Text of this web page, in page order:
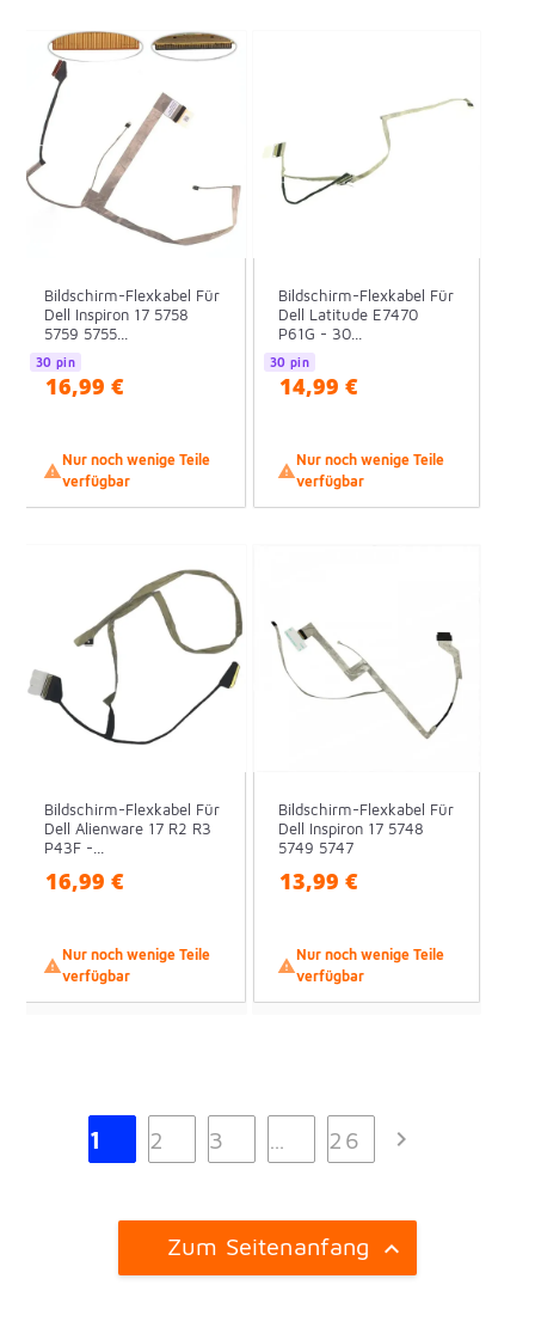
Bildschirm-Flexkabel Für
Dell Inspiron 17 5758
5759 5755...
30 pin
16,99 €

Nur noch wenige Teile
verfügbar
Bildschirm-Flexkabel Für
Dell Latitude E7470
P61G - 30...
30 pin
14,99 €

Nur noch wenige Teile
verfügbar
Bildschirm-Flexkabel Für
Dell Alienware 17 R2 R3
P43F -...
16,99 €

Nur noch wenige Teile
verfügbar
Bildschirm-Flexkabel Für
Dell Inspiron 17 5748
5749 5747
13,99 €

Nur noch wenige Teile
verfügbar
1 2 3 … 26 
Zum Seitenanfang 